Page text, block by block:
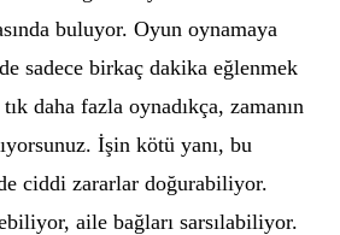
buluyor. Oyun oynamaya
sadece birkaç dakika eğlenmek
daha fazla oynadıkça, zamanın
İşin kötü yanı, bu
ciddi zararlar doğurabiliyor.
aile bağları sarsılabiliyor.